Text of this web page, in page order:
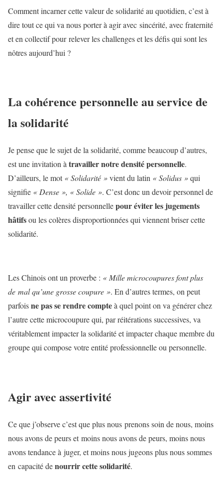
Comment incarner cette valeur de solidarité au quotidien, c’est à
dire tout ce qui va nous porter à agir avec sincérité, avec fraternité
et en collectif pour relever les challenges et les défis qui sont les
nôtres aujourd’hui ?
La cohérence personnelle au service de
la solidarité
Je pense que le sujet de la solidarité, comme beaucoup d’autres,
est une invitation àtravailler notre densité personnelle.
D’ailleurs, le mot« Solidarité »vient du latin « Solidus »qui
signifie « Dense », « Solide ». C’est donc un devoir personnel de
travailler cette densité personnellepour éviter les jugements
hâtifsou les colères disproportionnées qui viennent briser cette
solidarité.
Les Chinois ont un proverbe : « Mille microcoupures font plus
de mal qu’une grosse coupure ». En d’autres termes, on peut
parfoisne pas se rendre compteà quel point on va générer chez
l’autre cette microcoupure qui, par réitérations successives, va
véritablement impacter la solidarité et impacter chaque membre du
groupe qui compose votre entité professionnelle ou personnelle.
Agir avec assertivité
Ce que j’observe c’est que plus nous prenons soin de nous, moins
nous avons de peurs et moins nous avons de peurs, moins nous
avons tendance à juger, et moins nous jugeons plus nous sommes
en capacité denourrir cette solidarité.